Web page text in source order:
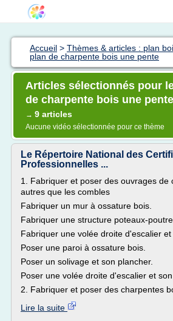
Accueil > Thèmes & articles : plan
plan de charpente bois une pente
Articles sélectionnés pour
de charpente bois une pente
→ 9 articles
Aucune vidéo sélectionnée pour ce thème
Le Répertoire National des
Professionnelles ...
1. Fabriquer et poser des ouvrages de
autres que les combles
Fabriquer un mur à ossature bois.
Fabriquer une structure poteaux-
Fabriquer une volée droite d'escalier et
Poser une paroi à ossature bois.
Poser un solivage et son plancher.
Poser une volée droite d'escalier et
2. Fabriquer et poser des charpentes
Lire la suite